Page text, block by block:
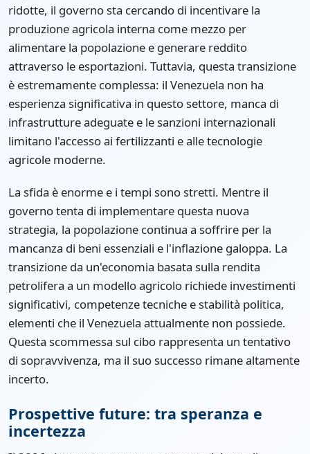
ridotte, il governo sta cercando di incentivare la
produzione agricola interna come mezzo per
alimentare la popolazione e generare reddito
attraverso le esportazioni. Tuttavia, questa transizione
è estremamente complessa: il Venezuela non ha
esperienza significativa in questo settore, manca di
infrastrutture adeguate e le sanzioni internazionali
limitano l'accesso ai fertilizzanti e alle tecnologie
agricole moderne.
La sfida è enorme e i tempi sono stretti. Mentre il
governo tenta di implementare questa nuova
strategia, la popolazione continua a soffrire per la
mancanza di beni essenziali e l'inflazione galoppa. La
transizione da un'economia basata sulla rendita
petrolifera a un modello agricolo richiede investimenti
significativi, competenze tecniche e stabilità politica,
elementi che il Venezuela attualmente non possiede.
Questa scommessa sul cibo rappresenta un tentativo
di sopravvivenza, ma il suo successo rimane altamente
incerto.
Prospettive future: tra speranza e
incertezza